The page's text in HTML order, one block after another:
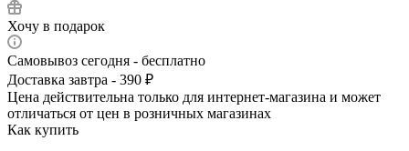
Хочу в подарок
Самовывоз сегодня - бесплатно
Доставка завтра - 390 ₽
Цена действительна только для интернет-магазина и может
отличаться от цен в розничных магазинах
Как купить